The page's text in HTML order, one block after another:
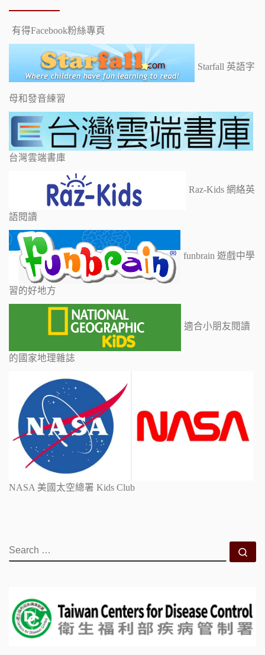
有得Facebook粉絲專頁
Starfall 英語字
母和發音練習
台灣雲端書庫
Raz-Kids 網絡英
語閱讀
funbrain 遊戲中學
習的好地方
適合小朋友閱讀
的國家地理雜誌
NASA 美國太空總署 Kids Club
SEARCH